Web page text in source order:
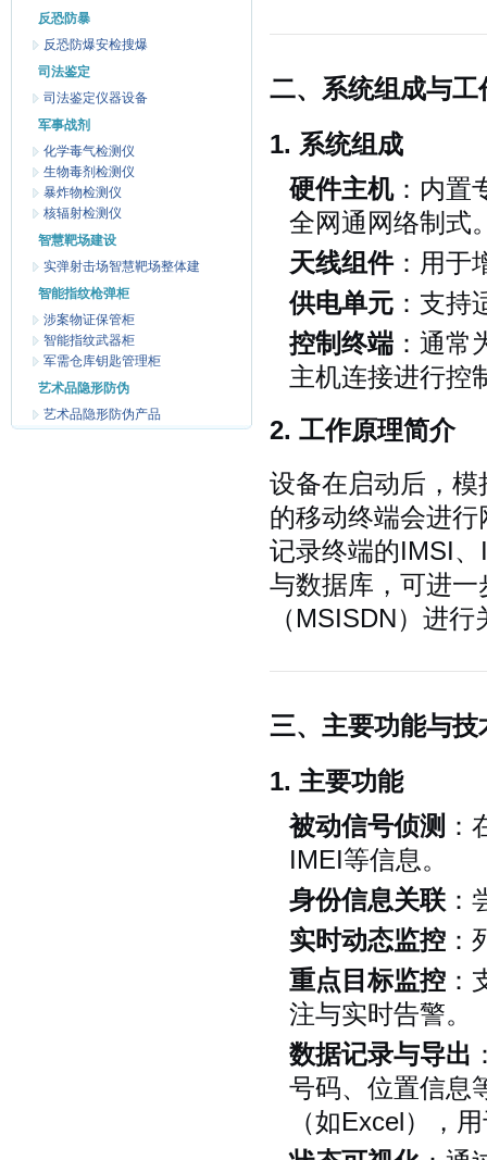
反恐防暴
反恐防爆安检搜爆
司法鉴定
司法鉴定仪器设备
军事战剂
化学毒气检测仪
生物毒剂检测仪
暴炸物检测仪
核辐射检测仪
智慧靶场建设
实弹射击场智慧靶场整体建
智能指纹枪弹柜
涉案物证保管柜
智能指纹武器柜
军需仓库钥匙管理柜
艺术品隐形防伪
艺术品隐形防伪产品
二、系统组成与工
1. 系统组成
硬件主机：内置
全网通网络制式
天线组件：用于
供电单元 ：支
控制终端 ：通
主机连接进行控
2. 工作原理简介
设备在启动后，
的移动终端会进
记录终端的IMSI
与数据库，可进
（MSISDN）进
三、主要功能与技
1. 主要功能
被动信号侦测
IMEI等信息。
身份信息关联
实时动态监控
重点目标监控
注与实时告警。
数据记录与导出
号码、位置信息
（如Excel），